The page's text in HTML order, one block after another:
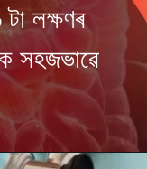
লক্ষণৰ
সহজভাৱে